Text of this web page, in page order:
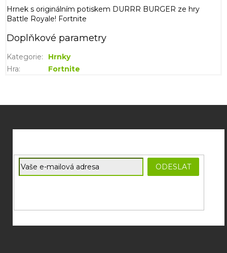
Hrnek s originálním potiskem DURRR BURGER ze hry
Battle Royale! Fortnite
Doplňkové parametry
Kategorie:
Hrnky
Hra: Fortnite
E-mail
ODESLAT